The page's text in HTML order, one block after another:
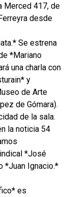
Merced 417, de
desde
Se estrena
*Mariano
una charla con
y
de Arte
de Gómara).
de la sala.
la noticia 54
*José
*Juan Ignacio.*
es